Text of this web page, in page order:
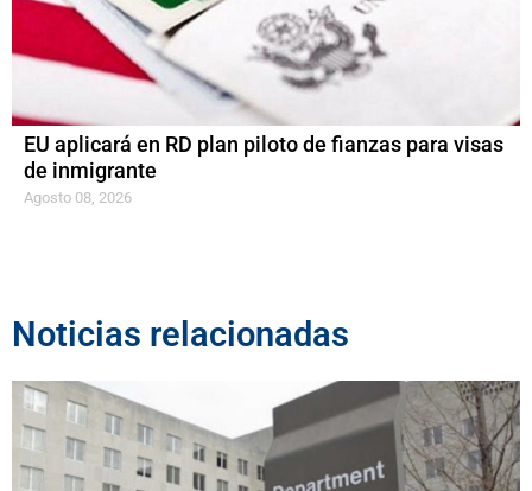
EU aplicará en RD plan piloto de fianzas para visas
de inmigrante
Agosto 08, 2026
Noticias relacionadas